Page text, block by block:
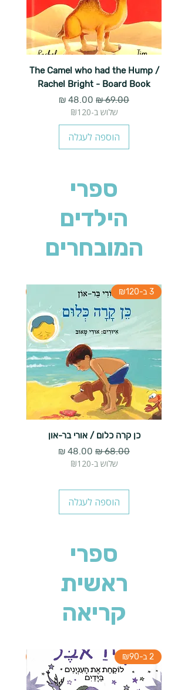
The Camel who had the Hump /
Rachel Bright - Board Book
מחיר רגיל מחיר מבצע
שלוש ב-₪120
הוספה לעגלה
ספרי
הילדים
המובחרים
3 ב-₪120
כן קרה כלום / אורי בר-און
מחיר רגיל מחיר מבצע
שלוש ב-₪120
הוספה לעגלה
ספרי
ראשית
קריאה
2 ב-₪90